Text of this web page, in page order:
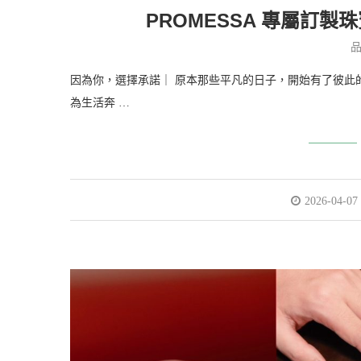
PROMESSA 專屬訂製
因為你，選擇承諾｜ 原本那些平凡的日子，開始有了彼
為生活奔 …
2026-04-07